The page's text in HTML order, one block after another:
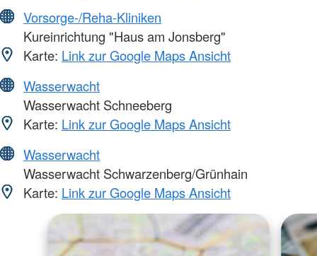
Vorsorge-/Reha-Kliniken
Kureinrichtung "Haus am Jonsberg"
Karte: Link zur Google Maps Ansicht
Wasserwacht
Wasserwacht Schneeberg
Karte: Link zur Google Maps Ansicht
Wasserwacht
Wasserwacht Schwarzenberg/Grünhain
Karte: Link zur Google Maps Ansicht